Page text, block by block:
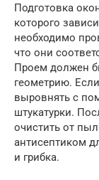
Подготовка
которого
необходимо
что они
Проем должен
геометрию.
выровнять с
штукатурки.
очистить от
антисептиком
и грибка.